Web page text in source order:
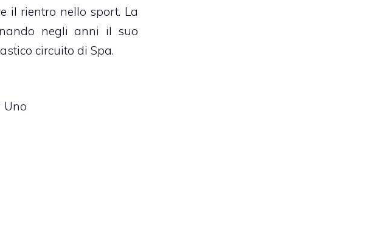
il rientro nello sport. La
negli anni il suo
circuito di Spa.
Uno